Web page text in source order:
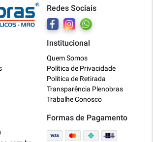
Redes Sociais
Institucional
Quem Somos
Política de Privacidade
Política de Retirada
Transparência Plenobras
Trabalhe Conosco
Formas de Pagamento
Aqui você
linha de materiais